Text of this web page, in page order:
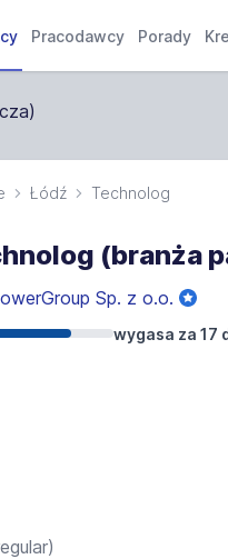
Pracodawcy Porady
Łódź Technolog
(branża
Sp. z o.o.
wygasa za 17